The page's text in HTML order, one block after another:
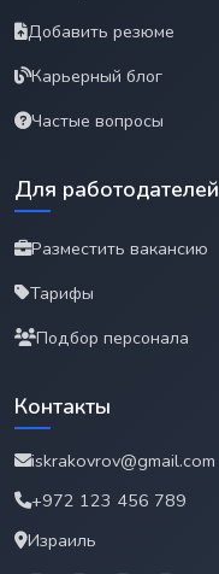
Добавить резюме
Карьерный блог
Частые вопросы
Для работодателей
Разместить вакансию
Тарифы
Подбор персонала
Контакты
iskrakovrov@gmail.com
+972 123 456 789
Израиль